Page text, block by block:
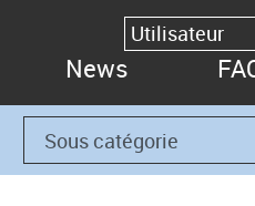
News